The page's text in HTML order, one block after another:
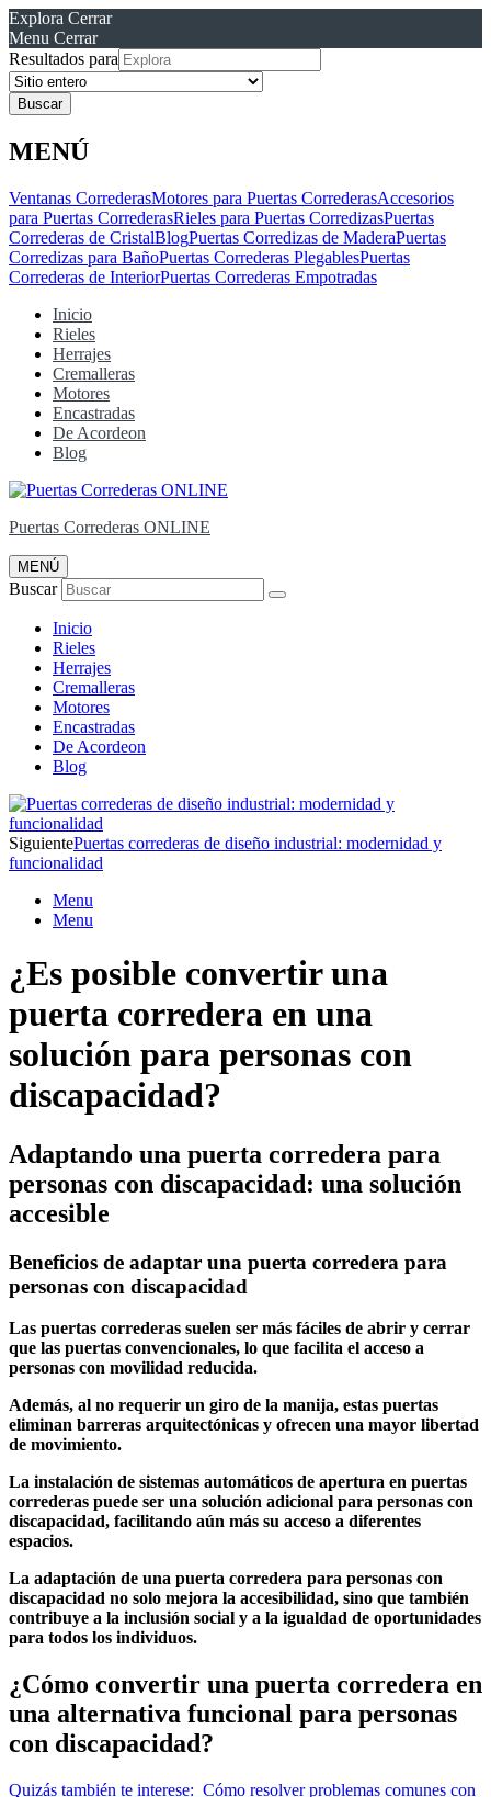
Explora Cerrar
Menu Cerrar
Resultados para
MENÚ
Ventanas CorrederasMotores para Puertas CorrederasAccesorios
para Puertas CorrederasRieles para Puertas CorredizasPuertas
Correderas de CristalBlogPuertas Corredizas de MaderaPuertas
Corredizas para BañoPuertas Correderas PlegablesPuertas
Correderas de InteriorPuertas Correderas Empotradas
Inicio
Rieles
Herrajes
Cremalleras
Motores
Encastradas
De Acordeon
Blog
Puertas Correderas ONLINE
MENÚ
Buscar
Inicio
Rieles
Herrajes
Cremalleras
Motores
Encastradas
De Acordeon
Blog
SiguientePuertas correderas de diseño industrial: modernidad y
funcionalidad
Menu
Menu
¿Es posible convertir una
puerta corredera en una
solución para personas con
discapacidad?
Adaptando una puerta corredera para
personas con discapacidad: una solución
accesible
Beneficios de adaptar una puerta corredera para
personas con discapacidad
Las puertas correderas suelen ser más fáciles de abrir y cerrar
que las puertas convencionales, lo que facilita el acceso a
personas con movilidad reducida.
Además, al no requerir un giro de la manija, estas puertas
eliminan barreras arquitectónicas y ofrecen una mayor libertad
de movimiento.
La instalación de sistemas automáticos de apertura en puertas
correderas puede ser una solución adicional para personas con
discapacidad, facilitando aún más su acceso a diferentes
espacios.
La adaptación de una puerta corredera para personas con
discapacidad no solo mejora la accesibilidad, sino que también
contribuye a la inclusión social y a la igualdad de oportunidades
para todos los individuos.
¿Cómo convertir una puerta corredera en
una alternativa funcional para personas
con discapacidad?
Quizás también te interese: Cómo resolver problemas comunes con